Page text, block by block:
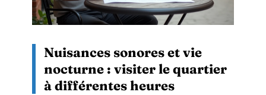
Nuisances sonores et vie
nocturne : visiter le quartier
à différentes heures